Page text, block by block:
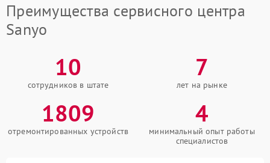
Преимущества сервисного центра
Sanyo
10
сотрудников в штате
7
лет на рынке
1809
отремонтированных устройств
4
минимальный опыт работы
специалистов